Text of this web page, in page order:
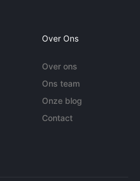
Over Ons
Over ons
Ons team
Onze blog
Contact